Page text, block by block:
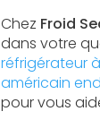
Chez Froid
dans votre
réfrigérateur
américain
pour vous